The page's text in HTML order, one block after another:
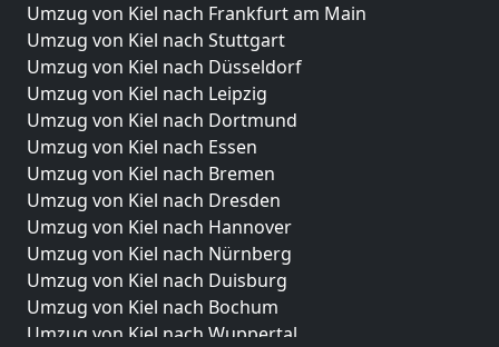
Umzug von Kiel nach Frankfurt am Main
Umzug von Kiel nach Stuttgart
Umzug von Kiel nach Düsseldorf
Umzug von Kiel nach Leipzig
Umzug von Kiel nach Dortmund
Umzug von Kiel nach Essen
Umzug von Kiel nach Bremen
Umzug von Kiel nach Dresden
Umzug von Kiel nach Hannover
Umzug von Kiel nach Nürnberg
Umzug von Kiel nach Duisburg
Umzug von Kiel nach Bochum
Umzug von Kiel nach Wuppertal